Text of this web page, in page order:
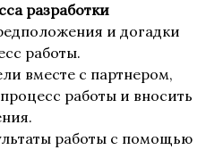
разработки
и догадки
работы.
вместе с партнером,
работы и вносить
работы с помощью